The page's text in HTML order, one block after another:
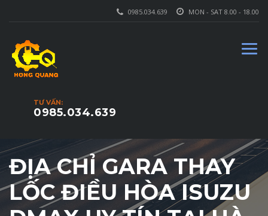
MON - SAT 8.00 - 18.00
0985.034.639
TƯ VẤN:
0985.034.639
ĐỊA CHỈ GARA THAY
LỐC ĐIỀU HÒA ISUZU